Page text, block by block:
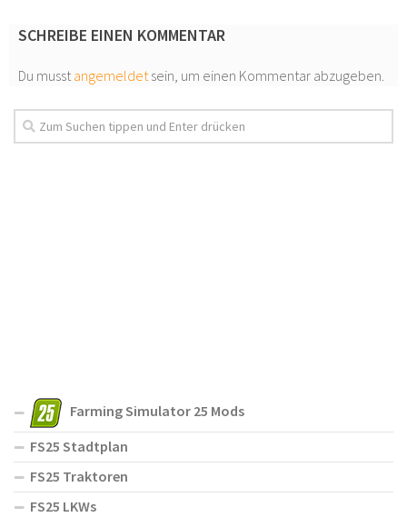
SCHREIBE EINEN KOMMENTAR
Du musstangemeldetsein, um einen Kommentar abzugeben.
Farming Simulator 25 Mods
FS25 Stadtplan
FS25 Traktoren
FS25 LKWs